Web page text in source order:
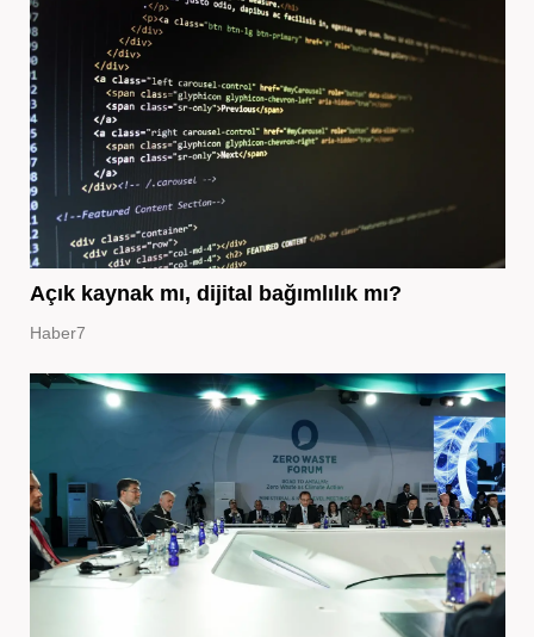
Açık kaynak mı, dijital bağımlılık mı?
Haber7